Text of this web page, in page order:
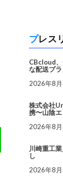
プレ
CBcloud
な配送プ
2026年8
株式会社
携〜山陰
2026年8
川崎重工
し
2026年8